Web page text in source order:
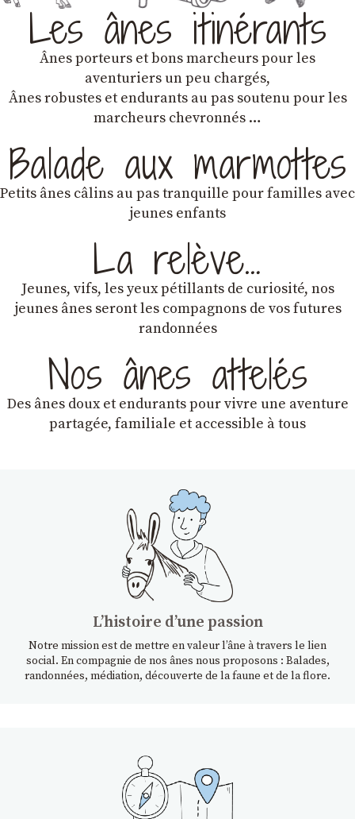
Les ânes itinérants
Ânes porteurs et bons marcheurs pour les
aventuriers un peu chargés,
Ânes robustes et endurants au pas soutenu pour les
marcheurs chevronnés …
Balade aux marmottes
Petits ânes câlins au pas tranquille pour familles avec
jeunes enfants
La relève…
Jeunes, vifs, les yeux pétillants de curiosité, nos
jeunes ânes seront les compagnons de vos futures
randonnées
Nos ânes attelés
Des ânes doux et endurantspour vivre une aventure
partagée, familiale et accessible à tous
Lʼhistoire dʼune passion
Notre mission est de mettre en valeur l’âne à travers le lien
social. En compagnie de nos ânes nous proposons : Balades,
randonnées, médiation, découverte de la faune et de la flore.